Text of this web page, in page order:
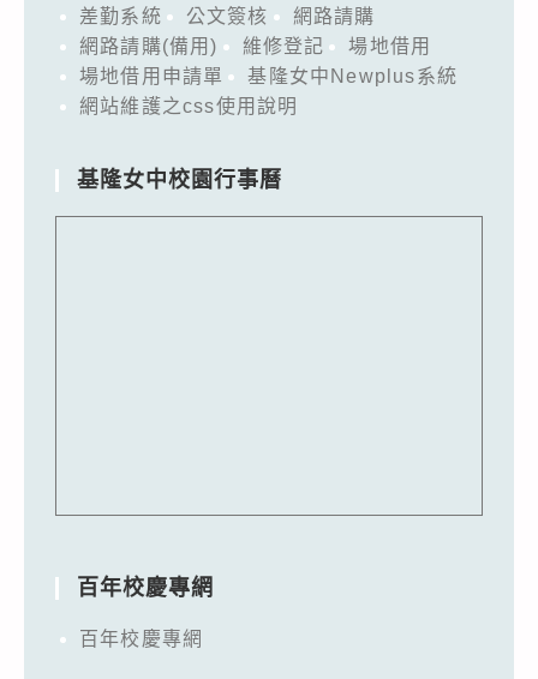
差勤系統 公文簽核
網路請購
網路請購(備用)
維修登記
場地借用
場地借用申請單
基隆女中Newplus系統
網站維護之css使用說明
基隆女中校園行事曆
百年校慶專網
百年校慶專網